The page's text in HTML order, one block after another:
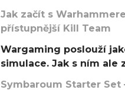
Jak začít s
přístupnější Kill Team
Wargaming poslouží
simulace. Jak s ním ale
Symbaroum Starter Set